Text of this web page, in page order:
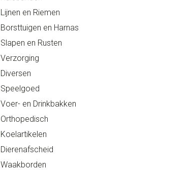
Lijnen en Riemen
Borsttuigen en Harnas
Slapen en Rusten
Verzorging
Diversen
Speelgoed
Voer- en Drinkbakken
Orthopedisch
Koelartikelen
Dierenafscheid
Waakborden